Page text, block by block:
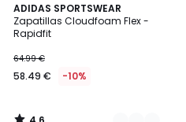
ADIDAS SPORTSWEAR
Zapatillas Cloudfoam Flex -
Rapidfit
64.99 €
58.49 € -10%
4,6
/ 5
2
Colores